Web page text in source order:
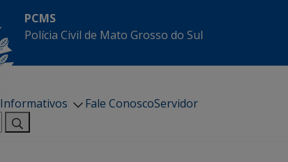
PCMS
Polícia Civil de Mato Grosso do Sul
Informativos Fale ConoscoServidor